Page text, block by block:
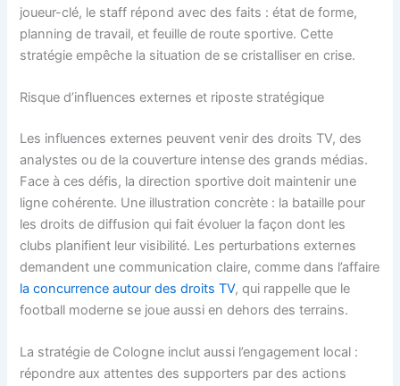
joueur-clé, le staff répond avec des faits : état de forme,
planning de travail, et feuille de route sportive. Cette
stratégie empêche la situation de se cristalliser en crise.
Risque d’influences externes et riposte stratégique
Les influences externes peuvent venir des droits TV, des
analystes ou de la couverture intense des grands médias.
Face à ces défis, la direction sportive doit maintenir une
ligne cohérente. Une illustration concrète : la bataille pour
les droits de diffusion qui fait évoluer la façon dont les
clubs planifient leur visibilité. Les perturbations externes
demandent une communication claire, comme dans l’affaire
la concurrence autour des droits TV, qui rappelle que le
football moderne se joue aussi en dehors des terrains.
La stratégie de Cologne inclut aussi l’engagement local :
répondre aux attentes des supporters par des actions